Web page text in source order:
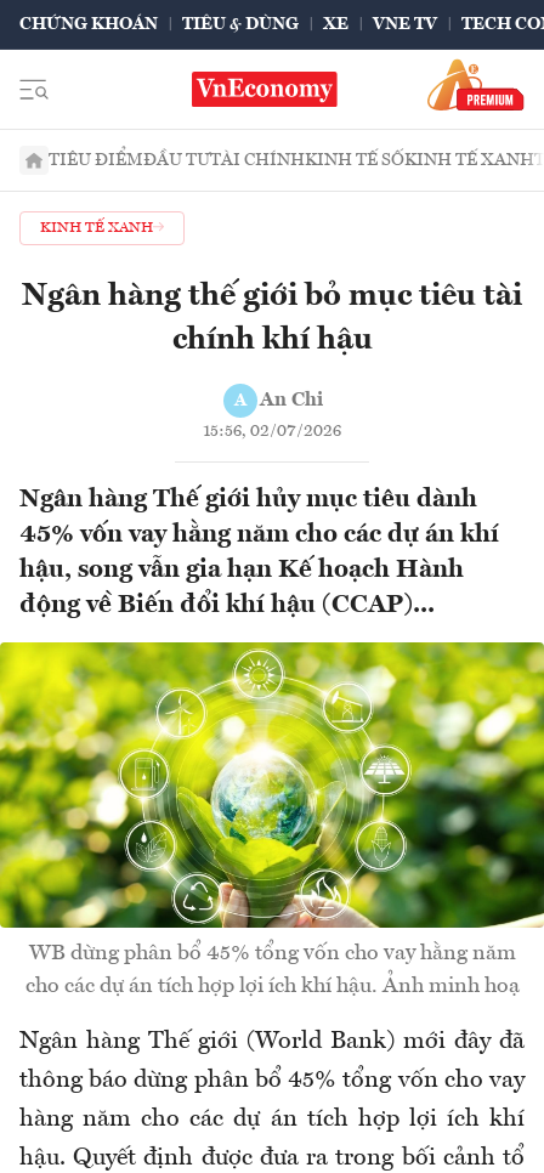
CHỨNG KHOÁN TIÊU & DÙNG XE VNE TV TECH
TIÊU ĐIỂMĐẦU TƯTÀI CHÍNHKINH TẾ SỐKINH TẾ XANH
KINH TẾ XANH
Ngân hàng thế giới bỏ mục tiêu tài
chính khí hậu
A An Chi
15:56, 02/07/2026
Ngân hàng Thế giới hủy mục tiêu dành
45% vốn vay hằng năm cho các dự án khí
hậu, song vẫn gia hạn Kế hoạch Hành
động về Biến đổi khí hậu (CCAP)...
WB dừng phân bổ 45% tổng vốn cho vay hằng năm
cho các dự án tích hợp lợi ích khí hậu. Ảnh minh hoạ
Ngân hàng Thế giới (World Bank) mới đây đã
thông báo dừng phân bổ 45% tổng vốn cho vay
hàng năm cho các dự án tích hợp lợi ích khí
hậu. Quyết định được đưa ra trong bối cảnh tổ